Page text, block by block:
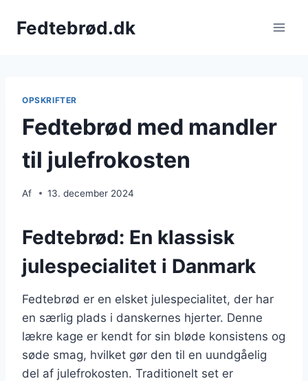
Fedtebrød.dk
OPSKRIFTER
Fedtebrød med mandler
til julefrokosten
Af 13. december 2024
Fedtebrød: En klassisk
julespecialitet i Danmark
Fedtebrød er en elsket julespecialitet, der har
en særlig plads i danskernes hjerter. Denne
lækre kage er kendt for sin bløde konsistens og
søde smag, hvilket gør den til en uundgåelig
del af julefrokosten. Traditionelt set er